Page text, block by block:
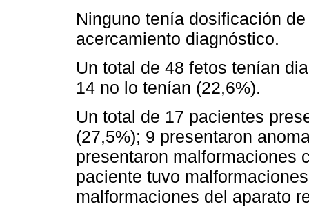
Ninguno tenía dosificación
acercamiento diagnóstico.
Un total de 48 fetos tenían
14 no lo tenían (22,6%).
Un total de 17 pacientes
(27,5%); 9 presentaron
presentaron malformaciones
paciente tuvo
malformaciones del aparato